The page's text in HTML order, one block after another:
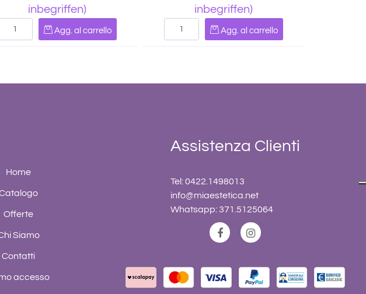
inbegriffen)
Quantità
Agg. al carrello
inbegriffen)
Quantità
Agg. al carrello
Home
Offerte
Siamo
Contatti
accesso
Assistenza Clienti
Tel: 0422.1498013
info@miaestetica.net
Whatsapp: 371.5125064